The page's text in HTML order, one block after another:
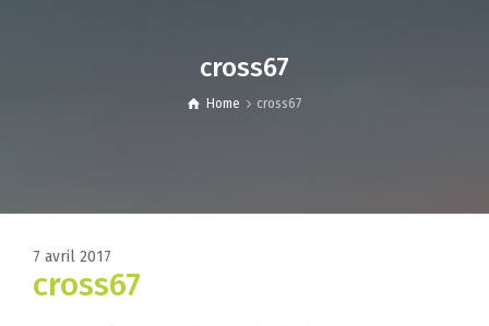
cross67
Home cross67
7 avril 2017
cross67